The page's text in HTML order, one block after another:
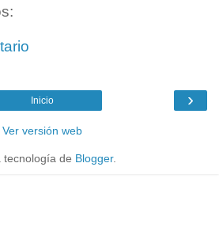
›
Inicio
Ver versión web
tecnología de Blogger.